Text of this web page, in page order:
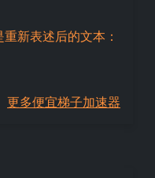
新表述后的文本：
更多便宜梯子加速器